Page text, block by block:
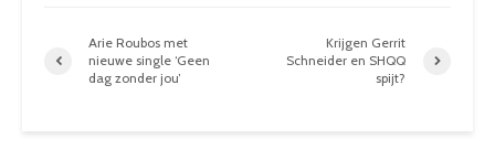
Arie Roubos met
nieuwe single ‘Geen
dag zonder jou’
Krijgen Gerrit
Schneider en SHQQ
spijt?